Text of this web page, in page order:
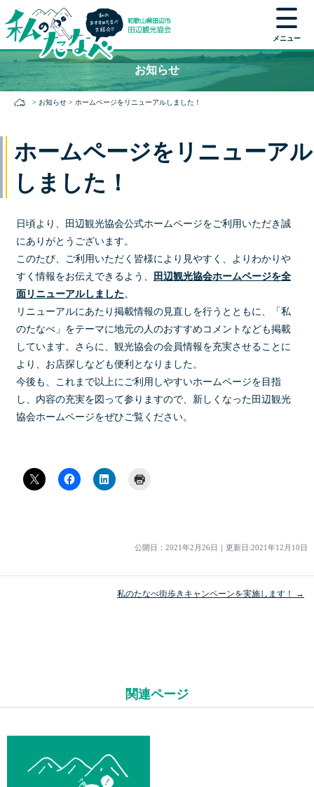
文
に
メニュー
お知らせ
> お知らせ > ホームページをリニューアルしました！
ホームページをリニューアル
しました！
日頃より、田辺観光協会公式ホームページをご利用いただき誠
にありがとうございます。
このたび、ご利用いただく皆様により見やすく、よりわかりや
すく情報をお伝えできるよう、
田辺観光協会ホームページを全
面リニューアルしました。
リニューアルにあたり掲載情報の見直しを行うとともに、「私
のたなべ」をテーマに地元の人のおすすめコメントなども掲載
しています。さらに、観光協会の会員情報を充実させることに
より、お店探しなども便利となりました。
今後も、これまで以上にご利用しやすいホームページを目指
し、内容の充実を図って参りますので、新しくなった田辺観光
協会ホームページをぜひご覧ください。
公開日：2021年2月26日 ｜更新日:2021年12月10日
ー
私のたなべ街歩きキャンペーンを実施します！ →
関連ページ